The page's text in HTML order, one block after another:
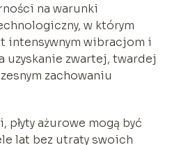
na warunki
w którym
intensywnym wibracjom i
uzyskanie zwartej, twardej
zachowaniu
ażurowe mogą być
lat bez utraty swoich